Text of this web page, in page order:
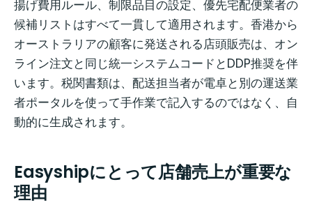
揚げ費用ルール、制限品目の設定、優先宅配便業者の
候補リストはすべて一貫して適用されます。香港から
オーストラリアの顧客に発送される店頭販売は、オン
ライン注文と同じ統一システムコードとDDP推奨を伴
います。税関書類は、配送担当者が電卓と別の運送業
者ポータルを使って手作業で記入するのではなく、自
動的に生成されます。
Easyshipにとって店舗売上が重要な
理由